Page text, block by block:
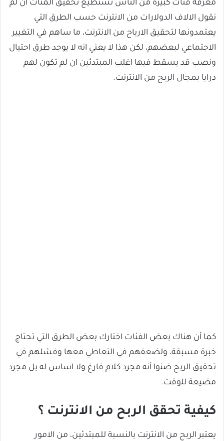
معرفة فئات كبيرة من الناس تستطيع تحقيق المئات ان لم
نقول الالاف الدولارات من الانترنت حسب الطرق التي
يعتمدونها لتحقيق الارباح من الانترنت، ما ساهم في التغيير
الاجتماعي لبعضهم، لكن هذا لا يعني انه لا يوجد طرق احتيال
ونصب قد يسقط فيها اغلب المبتدئين ان لم تكون لهم
درايا بمجال الربح من الانترنت.
كما أن هناك بعض الفئات اختارك بعض الطرق التي تحتاج
خبرة مسبقة، ولضعفهم في التعاطي معها وفشلهم في
تحقيق الربح ضنوا أنه مجرد كلام فارغ ولا اساس له بل مجرد
مضيعة للوقت.
كيفية تحقق الربح من الانترنت ؟
يعتبر الربح من الانترنت بالنسبة للمبتدئين، من الامور